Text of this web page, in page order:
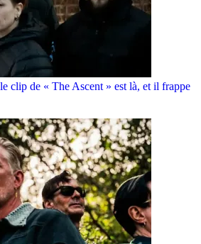
clip de « The Ascent » est là, et il frappe